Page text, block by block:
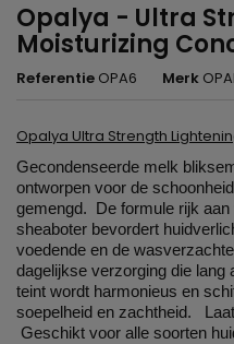
Opalya - Ultra
Moisturizing
Referentie OPA6 Merk
Opalya Ultra Strength
Gecondenseerde melk
ontworpen voor de
gemengd. De formule rijk
sheaboter bevordert
voedende en de
dagelijkse verzorging die
teint wordt harmonieus en
soepelheid en zachtheid.
Geschikt voor alle soorten